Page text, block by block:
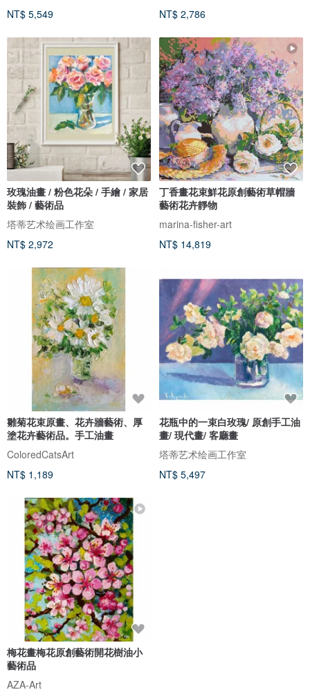
NT$ 5,549
NT$ 2,786
玫瑰油畫 / 粉色花朵 / 手繪 / 家居
裝飾 / 藝術品
塔蒂艺术绘画工作室
NT$ 2,972
丁香畫花束鮮花原創藝術草帽牆
藝術花卉靜物
marina-fisher-art
NT$ 14,819
雛菊花束原畫、花卉牆藝術、厚
塗花卉藝術品。手工油畫
ColoredCatsArt
NT$ 1,189
花瓶中的一束白玫瑰/ 原創手工油
畫/ 現代畫/ 客廳畫
塔蒂艺术绘画工作室
NT$ 5,497
梅花畫梅花原創藝術開花樹油小
藝術品
AZA-Art